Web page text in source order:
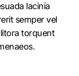
lacinia
semper vel
torquent